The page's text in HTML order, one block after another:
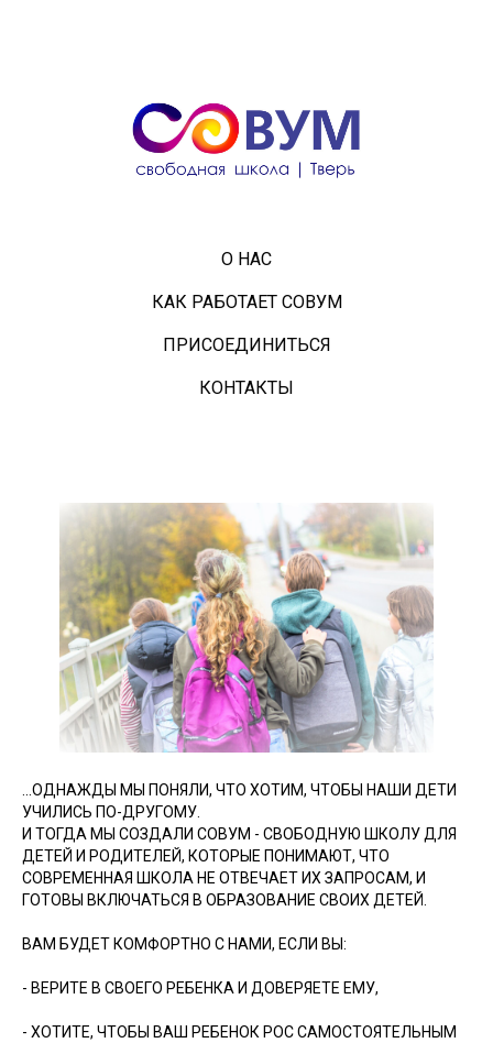
О НАС
КАК РАБОТАЕТ СОВУМ
ПРИСОЕДИНИТЬСЯ
КОНТАКТЫ
...ОДНАЖДЫ МЫ ПОНЯЛИ, ЧТО ХОТИМ, ЧТОБЫ НАШИ ДЕТИ
УЧИЛИСЬ ПО-ДРУГОМУ.
И ТОГДА МЫ СОЗДАЛИ СОВУМ - СВОБОДНУЮ ШКОЛУ ДЛЯ
ДЕТЕЙ И РОДИТЕЛЕЙ, КОТОРЫЕ ПОНИМАЮТ, ЧТО
СОВРЕМЕННАЯ ШКОЛА НЕ ОТВЕЧАЕТ ИХ ЗАПРОСАМ, И
ГОТОВЫ ВКЛЮЧАТЬСЯ В ОБРАЗОВАНИЕ СВОИХ ДЕТЕЙ.
ВАМ БУДЕТ КОМФОРТНО С НАМИ, ЕСЛИ ВЫ:
- ВЕРИТЕ В СВОЕГО РЕБЕНКА И ДОВЕРЯЕТЕ ЕМУ,
- ХОТИТЕ, ЧТОБЫ ВАШ РЕБЕНОК РОС САМОСТОЯТЕЛЬНЫМ